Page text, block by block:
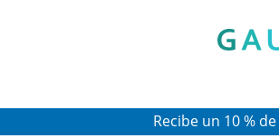
Recibe un 10 %